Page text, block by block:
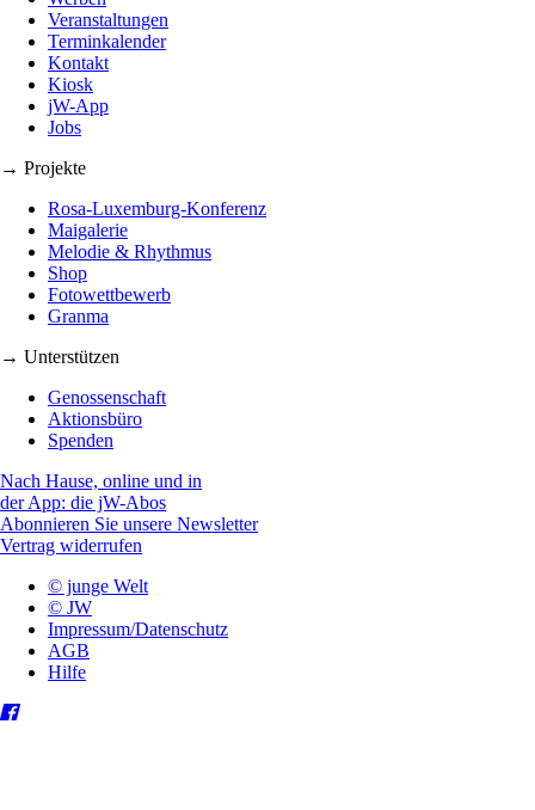
Veranstaltungen
Terminkalender
Kontakt
Kiosk
jW-App
Jobs
→ Projekte
Rosa-Luxemburg-Konferenz
Maigalerie
Melodie & Rhythmus
Shop
Fotowettbewerb
Granma
→ Unterstützen
Genossenschaft
Aktionsbüro
Spenden
Nach Hause, online und in
der App: die jW-Abos
Abonnieren Sie unsere Newsletter
Vertrag widerrufen
© junge Welt
© JW
Impressum/Datenschutz
AGB
Hilfe